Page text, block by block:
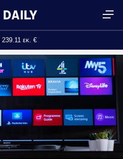
239.11 εκ. €